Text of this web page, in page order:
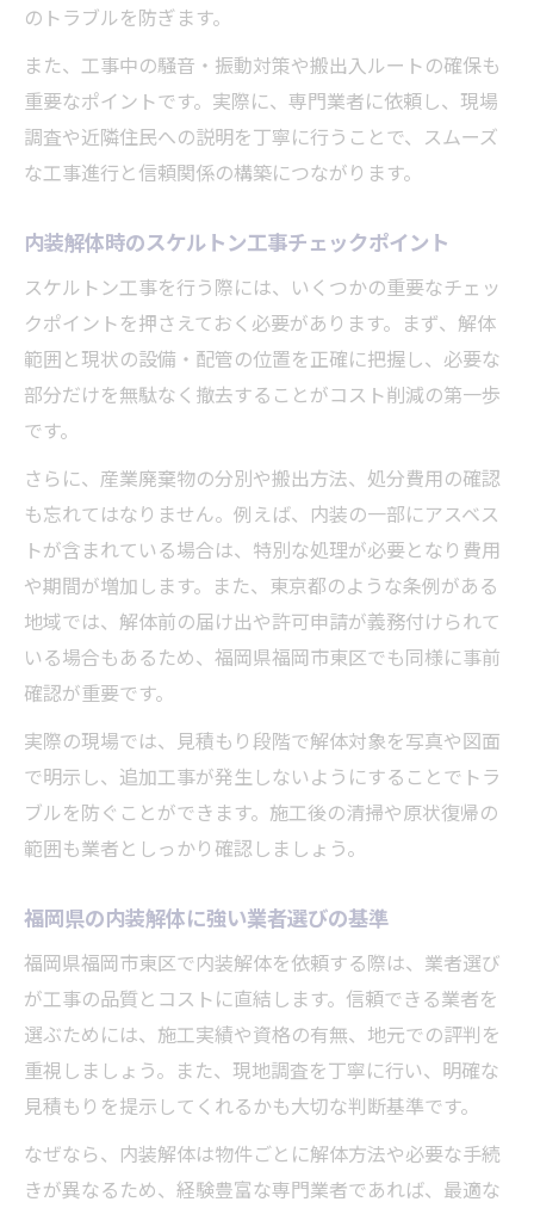
のトラブルを防ぎます。
また、工事中の騒音・振動対策や搬出入ルートの確保も
重要なポイントです。実際に、専門業者に依頼し、現場
調査や近隣住民への説明を丁寧に行うことで、スムーズ
な工事進行と信頼関係の構築につながります。
内装解体時のスケルトン工事チェックポイント
スケルトン工事を行う際には、いくつかの重要なチェッ
クポイントを押さえておく必要があります。まず、解体
範囲と現状の設備・配管の位置を正確に把握し、必要な
部分だけを無駄なく撤去することがコスト削減の第一歩
です。
さらに、産業廃棄物の分別や搬出方法、処分費用の確認
も忘れてはなりません。例えば、内装の一部にアスベス
トが含まれている場合は、特別な処理が必要となり費用
や期間が増加します。また、東京都のような条例がある
地域では、解体前の届け出や許可申請が義務付けられて
いる場合もあるため、福岡県福岡市東区でも同様に事前
確認が重要です。
実際の現場では、見積もり段階で解体対象を写真や図面
で明示し、追加工事が発生しないようにすることでトラ
ブルを防ぐことができます。施工後の清掃や原状復帰の
範囲も業者としっかり確認しましょう。
福岡県の内装解体に強い業者選びの基準
福岡県福岡市東区で内装解体を依頼する際は、業者選び
が工事の品質とコストに直結します。信頼できる業者を
選ぶためには、施工実績や資格の有無、地元での評判を
重視しましょう。また、現地調査を丁寧に行い、明確な
見積もりを提示してくれるかも大切な判断基準です。
なぜなら、内装解体は物件ごとに解体方法や必要な手続
きが異なるため、経験豊富な専門業者であれば、最適な